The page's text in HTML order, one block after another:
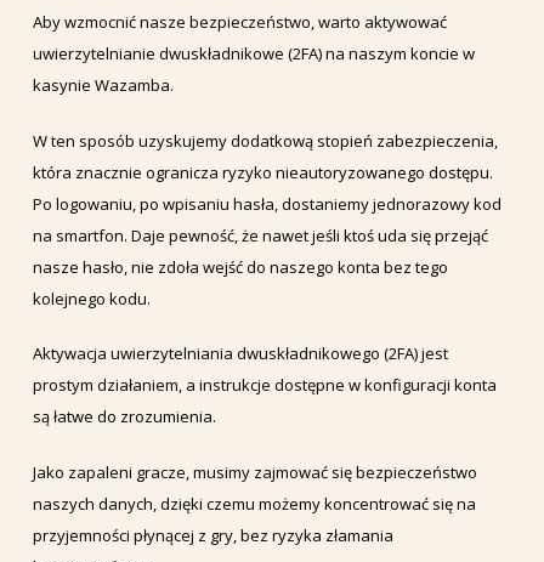
Aby wzmocnić nasze bezpieczeństwo, warto aktywować
uwierzytelnianie dwuskładnikowe (2FA) na naszym koncie w
kasynie Wazamba.
W ten sposób uzyskujemy dodatkową stopień zabezpieczenia,
która znacznie ogranicza ryzyko nieautoryzowanego dostępu.
Po logowaniu, po wpisaniu hasła, dostaniemy jednorazowy kod
na smartfon. Daje pewność, że nawet jeśli ktoś uda się przejąć
nasze hasło, nie zdoła wejść do naszego konta bez tego
kolejnego kodu.
Aktywacja uwierzytelniania dwuskładnikowego (2FA) jest
prostym działaniem, a instrukcje dostępne w konfiguracji konta
są łatwe do zrozumienia.
Jako zapaleni gracze, musimy zajmować się bezpieczeństwo
naszych danych, dzięki czemu możemy koncentrować się na
przyjemności płynącej z gry, bez ryzyka złamania